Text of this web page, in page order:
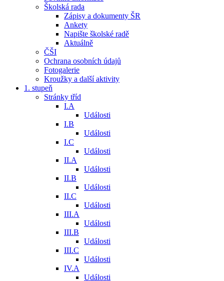
Školská rada
Zápisy a dokumenty ŠR
Ankety
Napište školské radě
Aktuálně
ČŠI
Ochrana osobních údajů
Fotogalerie
Kroužky a další aktivity
1. stupeň
Stránky tříd
I.A
Události
I.B
Události
I.C
Události
II.A
Události
II.B
Události
II.C
Události
III.A
Události
III.B
Události
III.C
Události
IV.A
Události